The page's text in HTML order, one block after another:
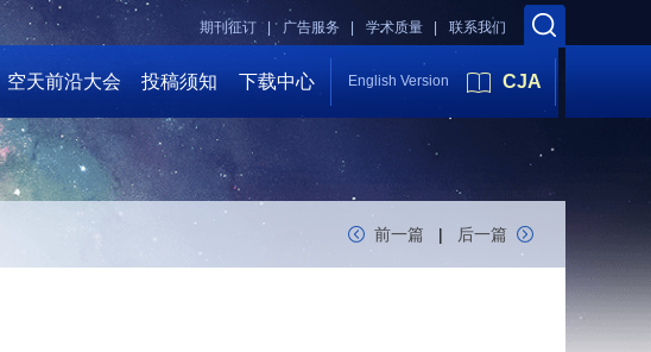
联系我们
学术质量 |
广告服务 |
期刊征订 |
空天前沿大会 投稿须知 下载中心 English Version CJA
前一篇 | 后一篇